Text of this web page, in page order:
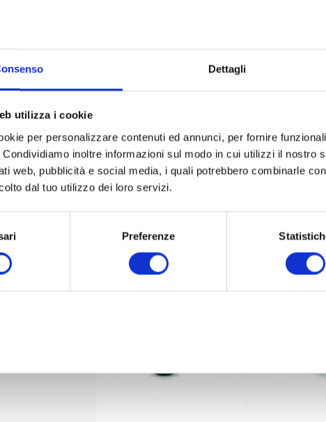
Dettagli
utilizza i cookie
per personalizzare contenuti ed annunci, per fornire
inoltre informazioni sul modo in cui utilizzi il nostro
web, pubblicità e social media, i quali potrebbero combinarle
dal tuo utilizzo dei loro servizi.
Preferenze
L